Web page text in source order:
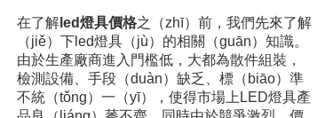
在了解 led燈具價格之（zhī）前，我們先來了解
（jiě）下led燈具（jù）的相關（guān）知識。
由於生產廠商進入門檻低，大都為散件組裝，
檢測設備、手段（duàn）缺乏、標（biāo）準
不統（tǒng）一（yī），使得市場上LED燈具產